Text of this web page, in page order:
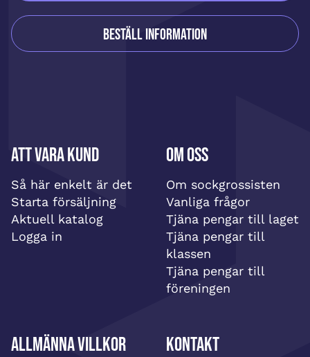
Beställ information
Att vara kund
Så här enkelt är det
Starta försäljning
Aktuell katalog
Logga in
Om oss
Om sockgrossisten
Vanliga frågor
Tjäna pengar till laget
Tjäna pengar till
klassen
Tjäna pengar till
föreningen
Allmänna villkor Kontakt